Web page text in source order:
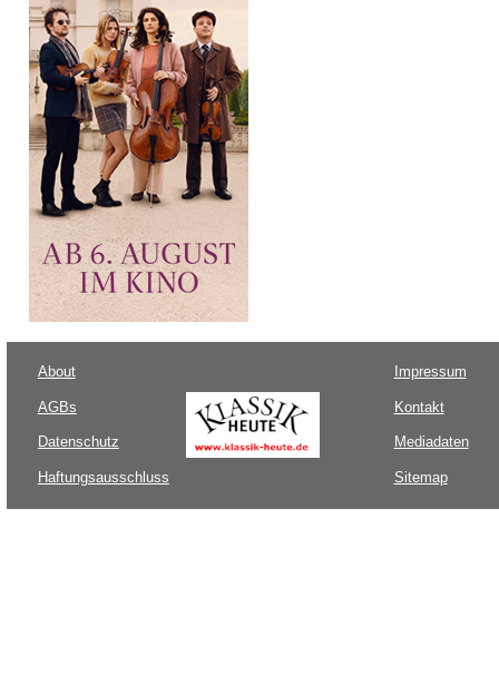
About
AGBs
Datenschutz
Haftungsausschluss
Impressum
Kontakt
Mediadaten
Sitemap